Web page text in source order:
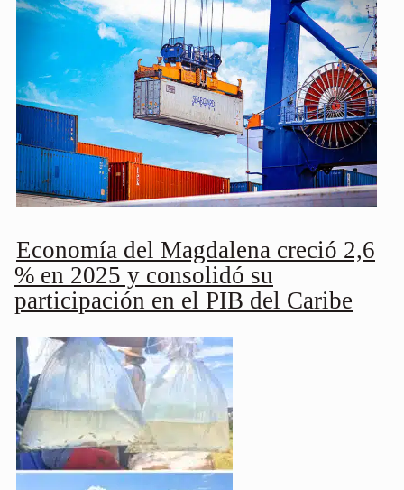
Economía del Magdalena creció 2,6
% en 2025 y consolidó su
participación en el PIB del Caribe